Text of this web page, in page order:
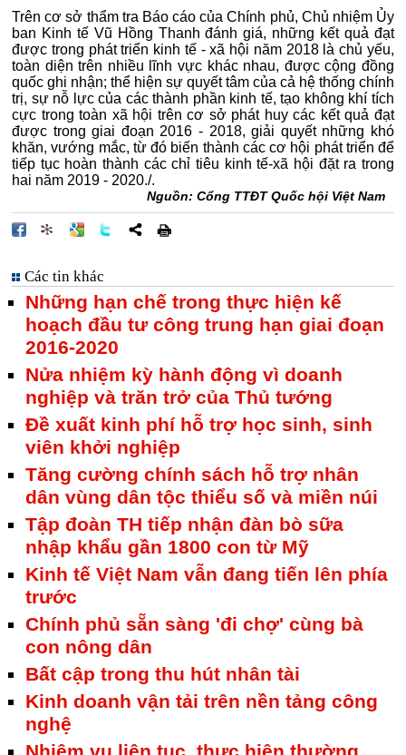
Trên cơ sở thẩm tra Báo cáo của Chính phủ, Chủ nhiệm Ủy
ban Kinh tế Vũ Hồng Thanh đánh giá, những kết quả đạt
được trong phát triển kinh tế - xã hội năm 2018 là chủ yếu,
toàn diện trên nhiều lĩnh vực khác nhau, được cộng đồng
quốc ghi nhận; thể hiện sự quyết tâm của cả hệ thống chính
trị, sự nỗ lực của các thành phần kinh tế, tạo không khí tích
cực trong toàn xã hội trên cơ sở phát huy các kết quả đạt
được trong giai đoạn 2016 - 2018, giải quyết những khó
khăn, vướng mắc, từ đó biến thành các cơ hội phát triển để
tiếp tục hoàn thành các chỉ tiêu kinh tế-xã hội đặt ra trong
hai năm 2019 - 2020./.
Nguồn: Cổng TTĐT Quốc hội Việt Nam
Các tin khác
Những hạn chế trong thực hiện kế
hoạch đầu tư công trung hạn giai đoạn
2016-2020
Nửa nhiệm kỳ hành động vì doanh
nghiệp và trăn trở của Thủ tướng
Đề xuất kinh phí hỗ trợ học sinh, sinh
viên khởi nghiệp
Tăng cường chính sách hỗ trợ nhân
dân vùng dân tộc thiểu số và miền núi
Tập đoàn TH tiếp nhận đàn bò sữa
nhập khẩu gần 1800 con từ Mỹ
Kinh tế Việt Nam vẫn đang tiến lên phía
trước
Chính phủ sẵn sàng 'đi chợ' cùng bà
con nông dân
Bất cập trong thu hút nhân tài
Kinh doanh vận tải trên nền tảng công
nghệ